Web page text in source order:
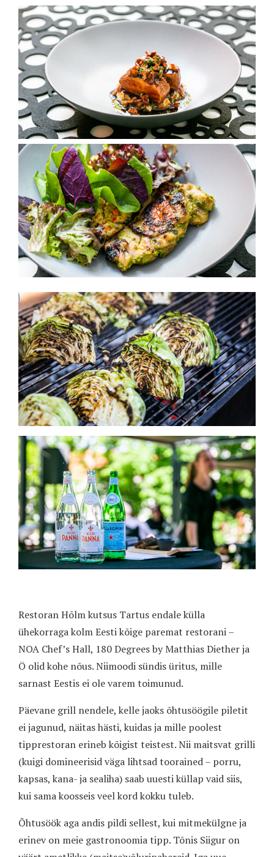
Restoran Hõlm kutsus Tartus endale külla
ühekorraga kolm Eesti kõige paremat restorani –
NOA Chef’s Hall, 180 Degrees by Matthias Diether ja
Ö olid kohe nõus. Niimoodi sündis üritus, mille
sarnast Eestis ei ole varem toimunud.
Päevane grill nendele, kelle jaoks õhtusöögile piletit
ei jagunud, näitas hästi, kuidas ja mille poolest
tipprestoran erineb kõigist teistest. Nii maitsvat grilli
(kuigi domineerisid väga lihtsad toorained – porru,
kapsas, kana- ja sealiha) saab uuesti küllap vaid siis,
kui sama koosseis veel kord kokku tuleb.
Õhtusöök aga andis pildi sellest, kui mitmekülgne ja
erinev on meie gastronoomia tipp. Tõnis Siigur on